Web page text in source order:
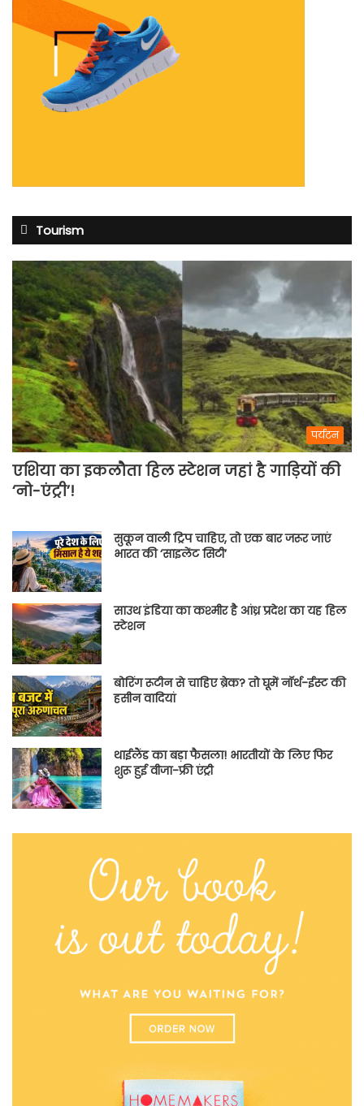
Tourism
पर्यटन
एशिया का इकलौता हिल स्टेशन जहां है गाड़ियों की
‘नो-एंट्री’!
सुकून वाली ट्रिप चाहिए, तो एक बार जरूर जाएं
भारत की ‘साइलेंट सिटी’
साउथ इंडिया का कश्मीर है आंध्र प्रदेश का यह हिल
स्टेशन
बोरिंग रूटीन से चाहिए ब्रेक? तो घूमें नॉर्थ-ईस्ट की
हसीन वादियां
थाईलैंड का बड़ा फैसला! भारतीयों के लिए फिर
शुरू हुई वीजा-फ्री एंट्री